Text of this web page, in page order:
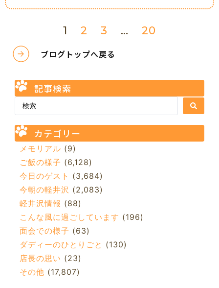
1 2 3 … 20
ブログトップへ戻る
記事検索
カテゴリー
メモリアル (9)
ご飯の様子 (6,128)
今日のゲスト (3,684)
今朝の軽井沢 (2,083)
軽井沢情報 (88)
こんな風に過ごしています (196)
面会での様子 (63)
ダディーのひとりごと (130)
店長の思い (23)
その他 (17,807)